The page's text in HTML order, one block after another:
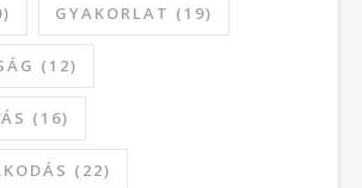
GYAKORLAT (19)
(12)
(16)
(22)